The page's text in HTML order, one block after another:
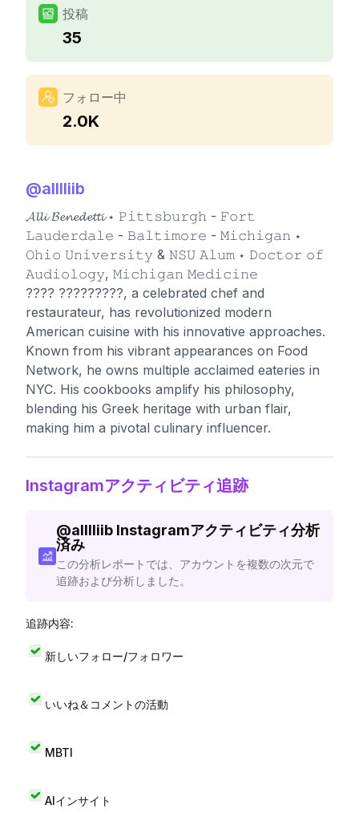
投稿
35
フォロー中
2.0K
@alllliib
𝓐𝓵𝓵𝓲 𝓑𝓮𝓷𝓮𝓭𝓮𝓽𝓽𝓲 ⋆ 𝙿𝚒𝚝𝚝𝚜𝚋𝚞𝚛𝚐𝚑 - 𝙵𝚘𝚛𝚝
𝙻𝚊𝚞𝚍𝚎𝚛𝚍𝚊𝚕𝚎 - 𝙱𝚊𝚕𝚝𝚒𝚖𝚘𝚛𝚎 - 𝙼𝚒𝚌𝚑𝚒𝚐𝚊𝚗 ⋆
𝙾𝚑𝚒𝚘 𝚄𝚗𝚒𝚟𝚎𝚛𝚜𝚒𝚝𝚢 & 𝙽𝚂𝚄 𝙰𝚕𝚞𝚖 ⋆ 𝙳𝚘𝚌𝚝𝚘𝚛 𝚘𝚏
𝙰𝚞𝚍𝚒𝚘𝚕𝚘𝚐𝚢, 𝙼𝚒𝚌𝚑𝚒𝚐𝚊𝚗 𝙼𝚎𝚍𝚒𝚌𝚒𝚗𝚎
???? ?????????, a celebrated chef and
restaurateur, has revolutionized modern
American cuisine with his innovative approaches.
Known from his vibrant appearances on Food
Network, he owns multiple acclaimed eateries in
NYC. His cookbooks amplify his philosophy,
blending his Greek heritage with urban flair,
making him a pivotal culinary influencer.
Instagramアクティビティ追跡
@alllliib Instagramアクティビティ分析
済み
この分析レポートでは、アカウントを複数の次元で
追跡および分析しました。
追跡内容:
新しいフォロー/フォロワー
いいね＆コメントの活動
MBTI
AIインサイト